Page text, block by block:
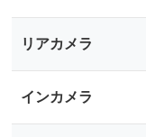
リアカメラ
インカメラ